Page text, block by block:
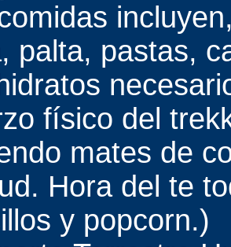
palta, pastas,
físico del
mates de
Hora del te
y popcorn.)